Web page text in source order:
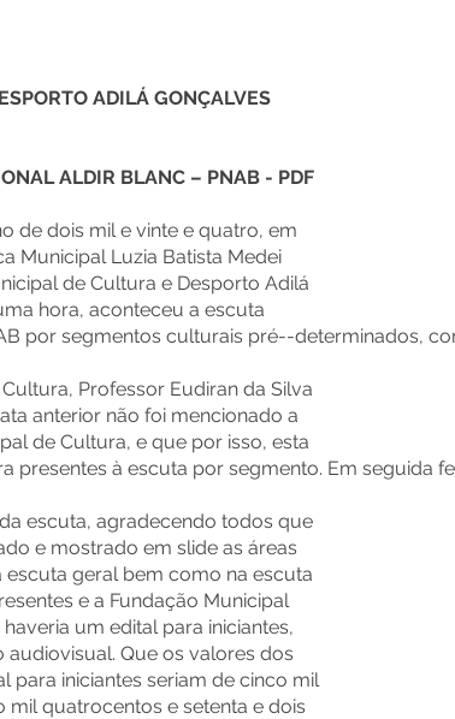
ADILÁ GONÇALVES
ALDIR BLANC – PNAB - PDF
de dois mil e vinte e quatro, em
Municipal Luzia Batista Medei
de Cultura e Desporto Adilá
hora, aconteceu a escuta
por segmentos culturais pré--determinados,
Professor Eudiran da Silva
anterior não foi mencionado a
de Cultura, e que por isso, esta
presentes à escuta por segmento. Em seguida
escuta, agradecendo todos que
e mostrado em slide as áreas
geral bem como na escuta
e a Fundação Municipal
um edital para iniciantes,
Que os valores dos
para iniciantes seriam de cinco mil
mil quatrocentos e setenta e dois